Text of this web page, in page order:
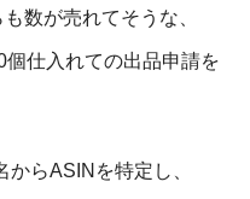
数が売れてそうな、
仕入れての出品申請を
らASINを特定し、